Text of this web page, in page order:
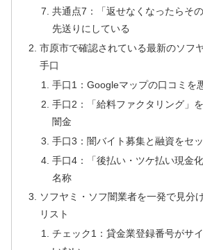
共通点7：「返せなくなったらそ
先送りにしている
市原市で確認されている最新のソフ
手口
手口1：Googleマップの口コミを
手口2：「給料ファクタリング」
闇金
手口3：闇バイト募集と融資をセ
手口4：「後払い・ツケ払い現金
名称
ソフヤミ・ソフ闇業者を一発で見分
リスト
チェック1：貸金業登録番号がサ